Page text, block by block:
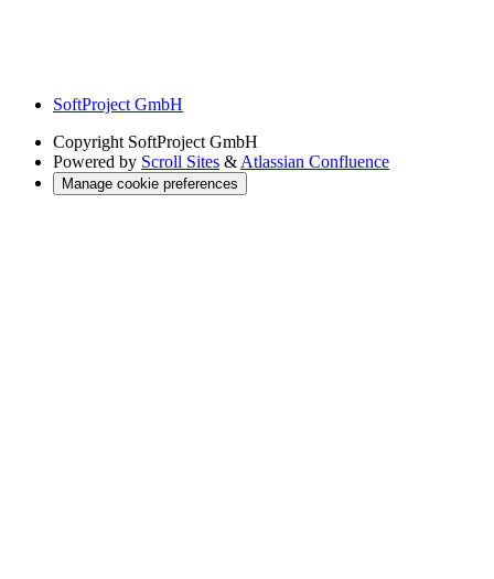
SoftProject GmbH
Copyright SoftProject GmbH
Powered by Scroll Sites & Atlassian Confluence
Manage cookie preferences